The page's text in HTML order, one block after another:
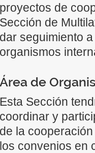
proyectos de
Sección de
dar seguimiento
organismos
Área de
Esta Sección
coordinar y
de la
los convenios en